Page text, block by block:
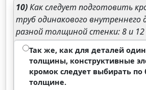
10)Как следует подготовить
труб одинакового внутреннего
разной толщиной стенки: 8 и
Так же, как для деталей
толщины, конструктивные
кромок следует выбирать
толщине.